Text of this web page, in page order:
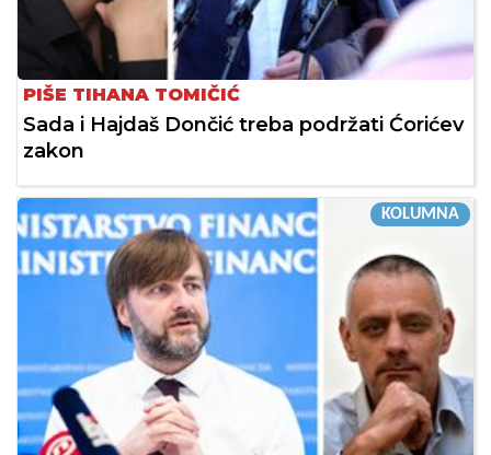
PIŠE TIHANA TOMIČIĆ
Sada i Hajdaš Dončić treba podržati Ćorićev
zakon
KOLUMNA